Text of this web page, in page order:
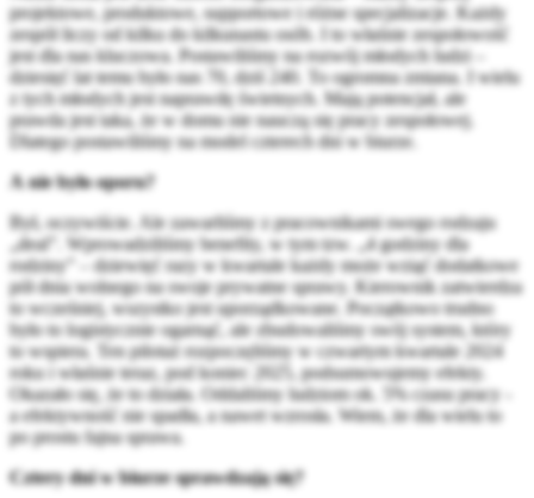
projektowe, produktowe, supportowe i różne specjalizacje. Każdy
zespół liczy od kilku do kilkunastu osób. I to właśnie zespołowość
jest dla nas kluczowa. Postawiliśmy na rozwój młodych ludzi –
dziesięć lat temu było nas 70, dziś 240. To ogromna zmiana. I wielu
z tych młodych jest naprawdę świetnych. Mają potencjał, ale
prawda jest taka, że w domu nie nauczą się pracy zespołowej.
Dlatego postawiliśmy na model czterech dni w biurze.
A nie było oporu?
Był, oczywiście. Ale zawarliśmy z pracownikami swego rodzaju
„deal”. Wprowadziliśmy benefity, w tym tzw. „4 godziny dla
rodziny” – dziewięć razy w kwartale każdy może wziąć dodatkowe
pół dnia wolnego na swoje prywatne sprawy. Kierownik zatwierdza
to wcześniej, wszystko jest uporządkowane. Początkowo trudno
było to logistycznie ogarnąć, ale zbudowaliśmy swój system, który
to wspiera. Ten pilotaż rozpoczęliśmy w czwartym kwartale 2024
roku i właśnie teraz, pod koniec 2025, podsumowujemy efekty.
Okazało się, że to działa. Oddaliśmy ludziom ok. 5% czasu pracy -
a efektywność nie spadła, a nawet wzrosła. Wiem, że dla wielu to
po prostu fajna sprawa.
Cztery dni w biurze sprawdzają się?